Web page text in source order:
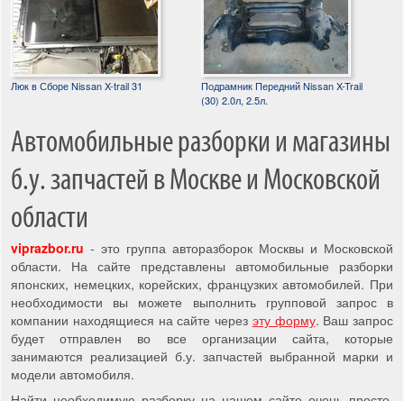
Люк в Сборе Nissan X-trail 31
Подрамник Передний Nissan X-Trail
(30) 2.0л, 2.5л.
Автомобильные разборки и магазины
б.у. запчастей в Москве и Московской
области
viprazbor.ru - это группа авторазборок Москвы и Московской
области. На сайте представлены автомобильные разборки
японских, немецких, корейских, французких автомобилей. При
необходимости вы можете выполнить групповой запрос в
компании находящиеся на сайте через эту форму. Ваш запрос
будет отправлен во все организации сайта, которые
занимаются реализацией б.у. запчастей выбранной марки и
модели автомобиля.